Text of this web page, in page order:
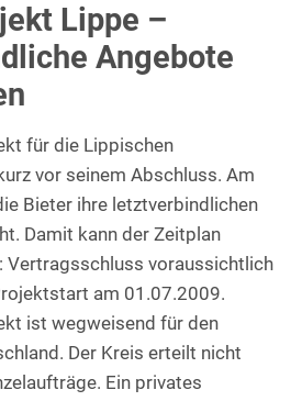
Lippe –
Angebote
für die Lippischen
vor seinem Abschluss. Am
Bieter ihre letztverbindlichen
Damit kann der Zeitplan
Vertragsschluss voraussichtlich
am 01.07.2009.
ist wegweisend für den
Der Kreis erteilt nicht
Ein privates